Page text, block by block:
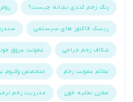
رنگ زخم کندی نشانه چیست؟ روش
ریسک فاکتور های سیستمی سندرم 3:30
شکاف زخم جراحی عفونت عروق خونی
علائم عفونت زخم متخصص وکیوم
مخزن تخلیه خون مدیریت زخم